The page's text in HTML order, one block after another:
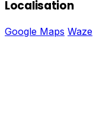
Localisation
Google Maps Waze